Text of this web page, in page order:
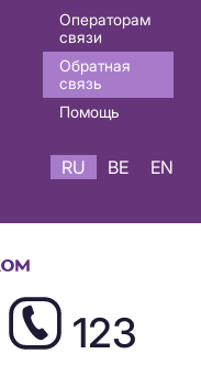
Операторам
связи
Обратная
связь
Помощь
RU BE EN
123